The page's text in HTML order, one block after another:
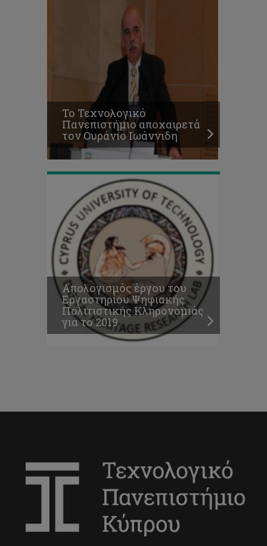
Το Τεχνολογικό
Πανεπιστήμιο αποχαιρετά
τον Ουράνιο Ιωάννιδη
Απολογισμός
Εργαστηρίου
Ψηφιακής
Πολιτιστικής
Κληρονομιάς
για
το
2019
Απολογισμός έργου του
Εργαστηρίου Ψηφιακής
Πολιτιστικής Κληρονομιάς
για το 2019